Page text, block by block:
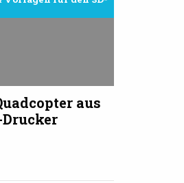
aus
Drucker